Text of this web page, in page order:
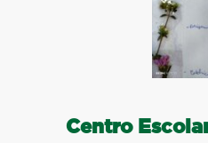
Centro